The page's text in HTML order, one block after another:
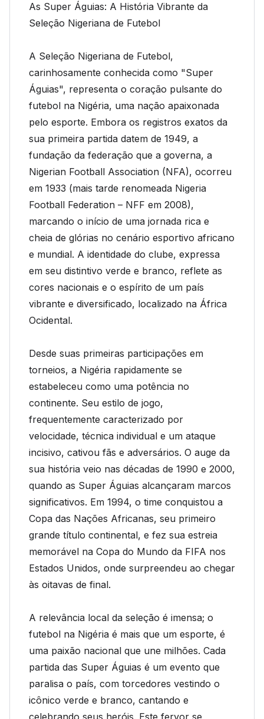
As Super Águias: A História Vibrante da
Seleção Nigeriana de Futebol
A Seleção Nigeriana de Futebol,
carinhosamente conhecida como "Super
Águias", representa o coração pulsante do
futebol na Nigéria, uma nação apaixonada
pelo esporte. Embora os registros exatos da
sua primeira partida datem de 1949, a
fundação da federação que a governa, a
Nigerian Football Association (NFA), ocorreu
em 1933 (mais tarde renomeada Nigeria
Football Federation – NFF em 2008),
marcando o início de uma jornada rica e
cheia de glórias no cenário esportivo africano
e mundial. A identidade do clube, expressa
em seu distintivo verde e branco, reflete as
cores nacionais e o espírito de um país
vibrante e diversificado, localizado na África
Ocidental.
Desde suas primeiras participações em
torneios, a Nigéria rapidamente se
estabeleceu como uma potência no
continente. Seu estilo de jogo,
frequentemente caracterizado por
velocidade, técnica individual e um ataque
incisivo, cativou fãs e adversários. O auge da
sua história veio nas décadas de 1990 e 2000,
quando as Super Águias alcançaram marcos
significativos. Em 1994, o time conquistou a
Copa das Nações Africanas, seu primeiro
grande título continental, e fez sua estreia
memorável na Copa do Mundo da FIFA nos
Estados Unidos, onde surpreendeu ao chegar
às oitavas de final.
A relevância local da seleção é imensa; o
futebol na Nigéria é mais que um esporte, é
uma paixão nacional que une milhões. Cada
partida das Super Águias é um evento que
paralisa o país, com torcedores vestindo o
icônico verde e branco, cantando e
celebrando seus heróis. Este fervor se